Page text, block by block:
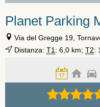
Planet Parking
Via del Gregge 19,
Distanza: T1 : 6,0 km; T2: